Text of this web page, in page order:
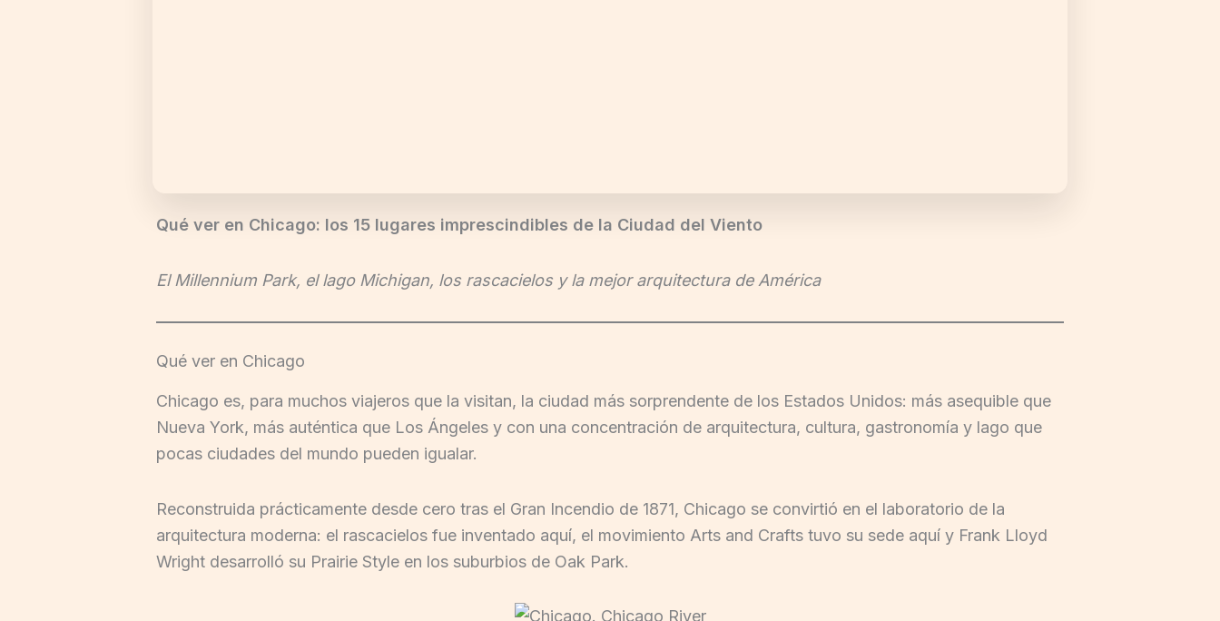
Qué ver en Chicago: los 15 lugares imprescindibles de la Ciudad del Viento
El Millennium Park, el lago Michigan, los rascacielos y la mejor arquitectura de América
Qué ver en Chicago
Chicago es, para muchos viajeros que la visitan, la ciudad más sorprendente de los Estados Unidos: más asequible que
Nueva York, más auténtica que Los Ángeles y con una concentración de arquitectura, cultura, gastronomía y lago que
pocas ciudades del mundo pueden igualar.
Reconstruida prácticamente desde cero tras el Gran Incendio de 1871, Chicago se convirtió en el laboratorio de la
arquitectura moderna: el rascacielos fue inventado aquí, el movimiento Arts and Crafts tuvo su sede aquí y Frank Lloyd
Wright desarrolló su Prairie Style en los suburbios de Oak Park.